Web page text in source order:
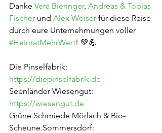
Danke Vera Bieringer, Andreas & Tobias
Fischer und Alex Weiser für diese Reise
durch eure Unternehmungen voller
#HeimatMehrWert! 💚💪
Die Pinselfabrik:
https://diepinselfabrik.de
Seenländer Wiesengut:
https://wiesengut.de
Grüne Schmiede Mörlach & Bio-
Scheune Sommersdorf: